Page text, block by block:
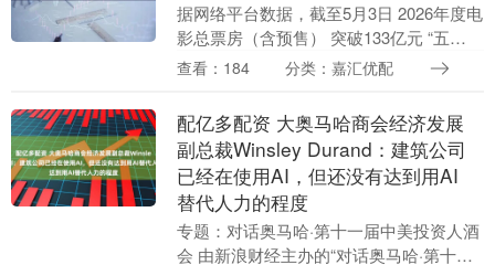
据网络平台数据，截至5月3日 2026年度电
影总票房（含预售） 突破133亿元 “五
一”档票房（含预售） 突破4亿元 2026五一
查看：184 分类：嘉汇优配
配亿多配资 大奥马哈商会经济发展
副总裁Winsley Durand：建筑公司
已经在使用AI，但还没有达到用AI
替代人力的程度
专题：对话奥马哈·第十一届中美投资人酒
会 由新浪财经主办的“对话奥马哈·第十一